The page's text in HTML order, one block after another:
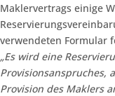
Maklervertrags einige
verwendeten Formular
„Es wird eine
Provisionsanspruches,
Provision des Maklers